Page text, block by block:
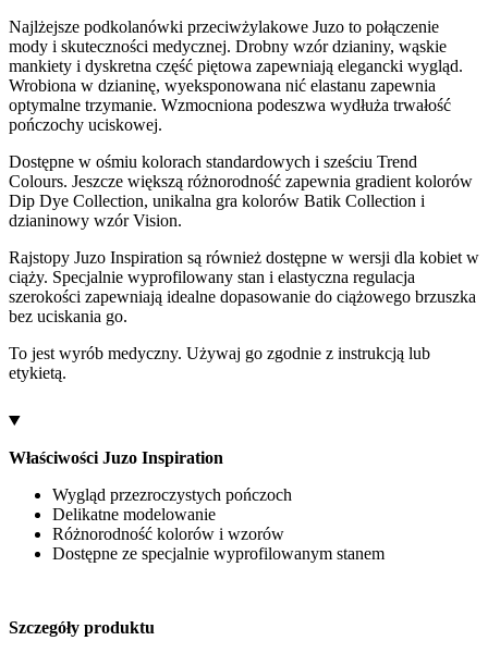
Najlżejsze podkolanówki przeciwżylakowe Juzo to połączenie
mody i skuteczności medycznej. Drobny wzór dzianiny, wąskie
mankiety i dyskretna część piętowa zapewniają elegancki wygląd.
Wrobiona w dzianinę, wyeksponowana nić elastanu zapewnia
optymalne trzymanie. Wzmocniona podeszwa wydłuża trwałość
pończochy uciskowej.
Dostępne w ośmiu kolorach standardowych i sześciu Trend
Colours. Jeszcze większą różnorodność zapewnia gradient kolorów
Dip Dye Collection, unikalna gra kolorów Batik Collection i
dzianinowy wzór Vision.
Rajstopy Juzo Inspiration są również dostępne w wersji dla kobiet w
ciąży. Specjalnie wyprofilowany stan i elastyczna regulacja
szerokości zapewniają idealne dopasowanie do ciążowego brzuszka
bez uciskania go.
To jest wyrób medyczny. Używaj go zgodnie z instrukcją lub
etykietą.
Właściwości Juzo Inspiration
Wygląd przezroczystych pończoch
Delikatne modelowanie
Różnorodność kolorów i wzorów
Dostępne ze specjalnie wyprofilowanym stanem
Szczegóły produktu